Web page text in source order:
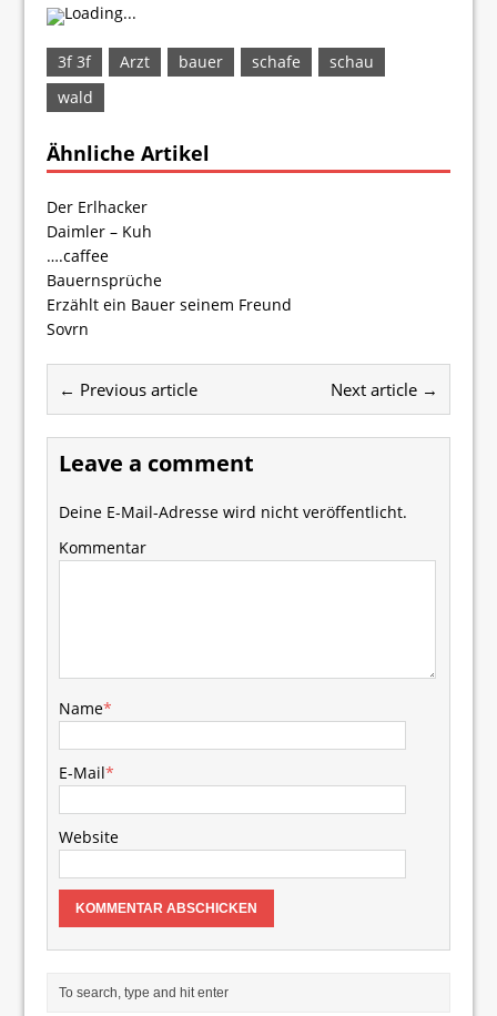
Loading...
3f 3f Arzt bauer schafe
schau
wald
Ähnliche Artikel
Der Erlhacker
Daimler – Kuh
….caffee
Bauernsprüche
Erzählt ein Bauer seinem Freund
Sovrn
← Previous article Next article →
Leave a comment
Deine E-Mail-Adresse wird nicht veröffentlicht.
Kommentar
Name*
E-Mail*
Website